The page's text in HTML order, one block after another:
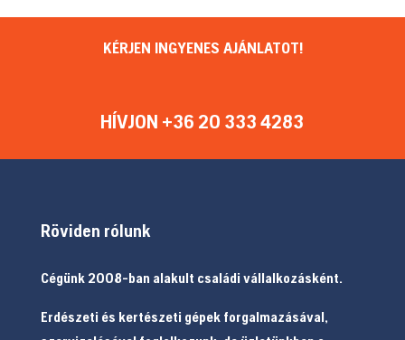
KÉRJEN INGYENES AJÁNLATOT!
HÍVJON +36 20 333 4283
Röviden rólunk
Cégünk 2008-ban alakult családi vállalkozásként.
Erdészeti és kertészeti gépek forgalmazásával,